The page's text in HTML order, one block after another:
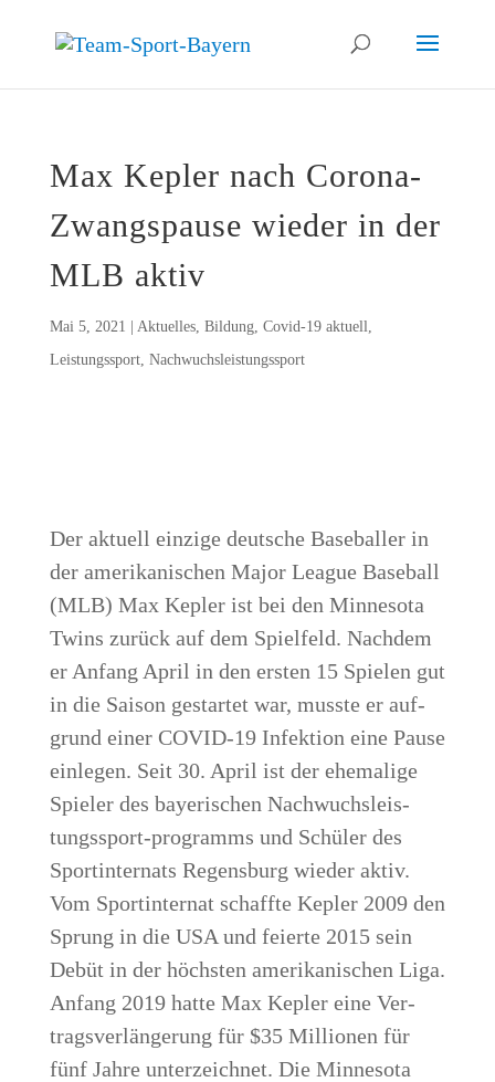
Max Kep­ler nach Coro­na-
Zwangs­pau­se wie­der in der
MLB aktiv
Mai 5, 2021 Aktuelles, Bildung, Covid-19 aktuell,
Leistungssport, Nachwuchsleistungssport
Der aktu­ell ein­zi­ge deut­sche Base­bal­ler in
der ame­ri­ka­ni­schen Major League Base­ball
(MLB) Max Kep­ler ist bei den Min­ne­so­ta
Twins zurück auf dem Spiel­feld. Nach­dem
er Anfang April in den ers­ten 15 Spie­len gut
in die Sai­son gestar­tet war, muss­te er auf­
grund einer COVID-19 Infek­ti­on eine Pau­se
ein­le­gen. Seit 30. April ist der ehe­ma­li­ge
Spie­ler des baye­ri­schen Nach­wuchs­leis­
tungs­sport-pro­gramms und Schü­ler des
Sport­in­ter­nats Regens­burg wie­der aktiv.
Vom Sport­in­ter­nat schaff­te Kep­ler 2009 den
Sprung in die USA und fei­er­te 2015 sein
Debüt in der höchs­ten ame­ri­ka­ni­schen Liga.
Anfang 2019 hat­te Max Kep­ler eine Ver­
trags­ver­län­ge­rung für $35 Mil­lio­nen für
fünf Jah­re unter­zeich­net. Die Min­ne­so­ta